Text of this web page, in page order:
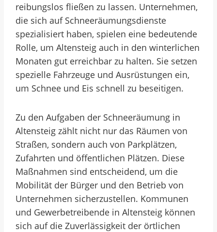
reibungslos fließen zu lassen. Unternehmen,
die sich auf Schneeräumungsdienste
spezialisiert haben, spielen eine bedeutende
Rolle, um Altensteig auch in den winterlichen
Monaten gut erreichbar zu halten. Sie setzen
spezielle Fahrzeuge und Ausrüstungen ein,
um Schnee und Eis schnell zu beseitigen.
Zu den Aufgaben der Schneeräumung in
Altensteig zählt nicht nur das Räumen von
Straßen, sondern auch von Parkplätzen,
Zufahrten und öffentlichen Plätzen. Diese
Maßnahmen sind entscheidend, um die
Mobilität der Bürger und den Betrieb von
Unternehmen sicherzustellen. Kommunen
und Gewerbetreibende in Altensteig können
sich auf die Zuverlässigkeit der örtlichen